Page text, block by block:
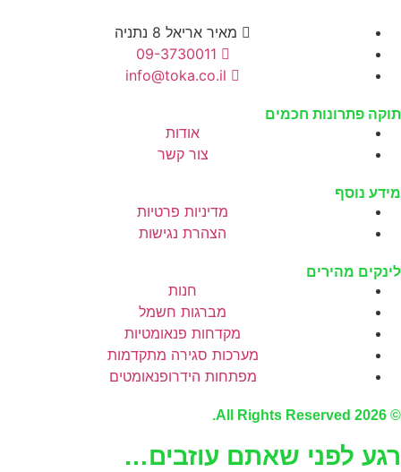
מאיר אריאל 8 נתניה
09-3730011
info@toka.co.il
תוקה פתרונות חכמים
אודות
צור קשר
מידע נוסף
מדיניות פרטיות
הצהרת נגישות
לינקים מהירים
חנות
מברגות חשמל
מקדחות פנאומטיות
מערכות סגירה מתקדמות
מפתחות הידרופנאומטים
© 2026 All Rights Reserved.
רגע לפני שאתם עוזבים…